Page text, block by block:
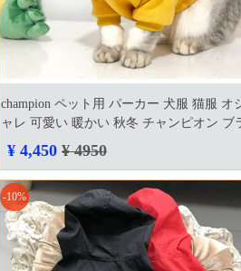
champion ペット用 パーカー 犬服 猫服 オ
ャレ 可愛い 暖かい 秋冬 チャンピオン ブ
ンド ペットウェア イエロー ブルー 人気 防
寒 フード付き 可愛い 帽子付き 犬パーカー
¥ 4,450 ¥ 4950
-10%